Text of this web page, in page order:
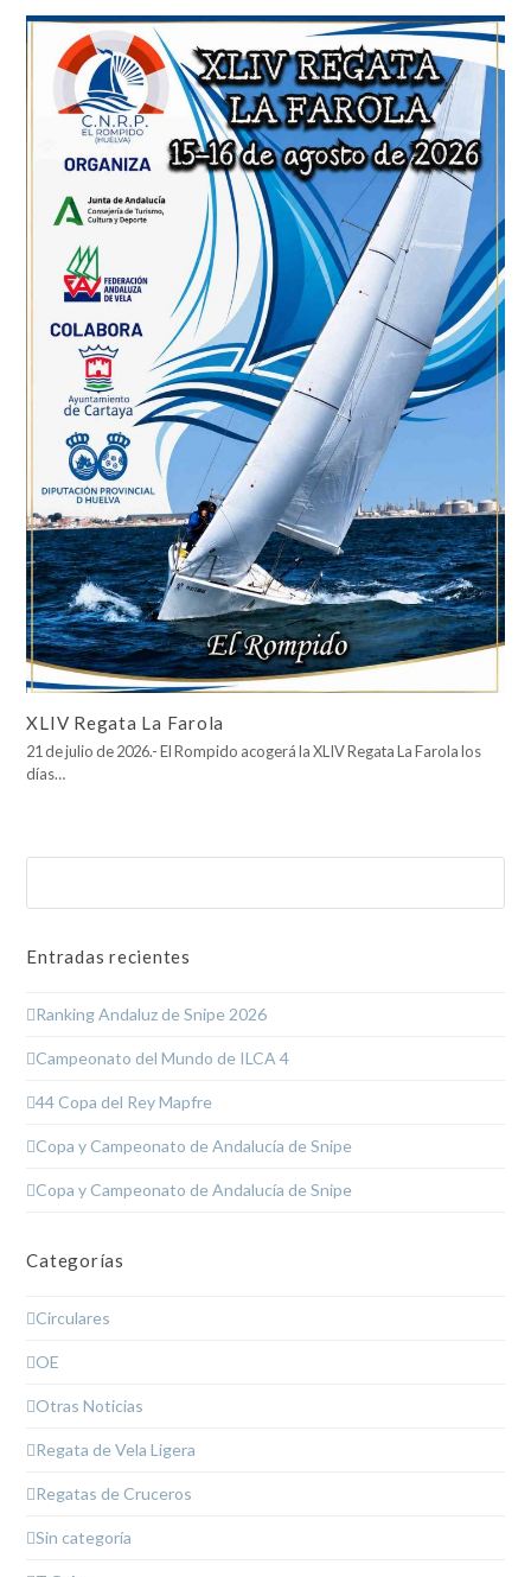
XLIV Regata La Farola
21 de julio de 2026.- El Rompido acogerá la XLIV Regata La Farola los
días…
Entradas recientes
Ranking Andaluz de Snipe 2026
Campeonato del Mundo de ILCA 4
44 Copa del Rey Mapfre
Copa y Campeonato de Andalucía de Snipe
Copa y Campeonato de Andalucía de Snipe
Categorías
Circulares
OE
Otras Noticias
Regata de Vela Ligera
Regatas de Cruceros
Sin categoría